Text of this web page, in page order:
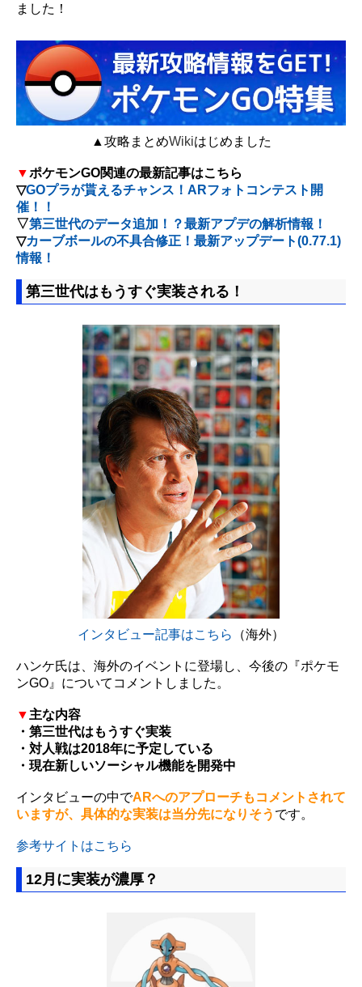
ました！
▲攻略まとめWikiはじめました
▼ポケモンGO関連の最新記事はこちら
▽GOプラが貰えるチャンス！ARフォトコンテスト開
催！！
▽第三世代のデータ追加！？最新アプデの解析情報！
▽カーブボールの不具合修正！最新アップデート(0.77.1)
情報！
第三世代はもうすぐ実装される！
インタビュー記事はこちら （海外）
ハンケ氏は、海外のイベントに登場し、今後の『ポケモ
ンGO』についてコメントしました。
▼ 主な内容
・第三世代はもうすぐ実装
・対人戦は2018年に予定している
・現在新しいソーシャル機能を開発中
インタビューの中でARへのアプローチもコメントされて
いますが、具体的な実装は当分先になりそう です。
参考サイトはこちら
12月に実装が濃厚？